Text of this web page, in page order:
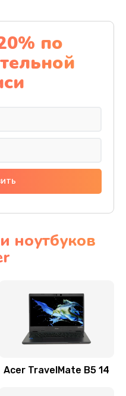
пыли
BIOS
по
ноутбуков
Acer TravelMate B5 14